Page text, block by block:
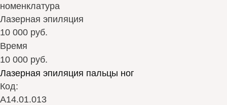
номенклатура
Лазерная эпиляция
10 000 руб.
Время
10 000 руб.
Лазерная эпиляция пальцы ног
Код:
А14.01.013